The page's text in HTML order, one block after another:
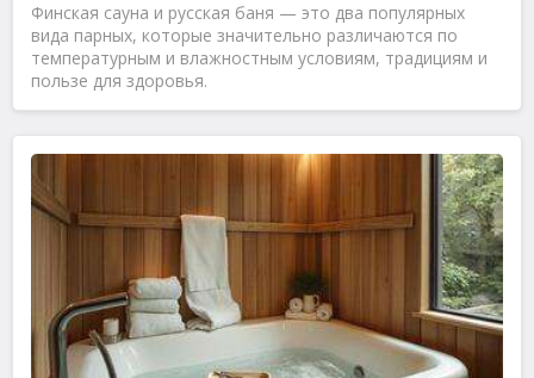
Финская сауна и русская баня — это два популярных
вида парных, которые значительно различаются по
температурным и влажностным условиям, традициям и
пользе для здоровья.